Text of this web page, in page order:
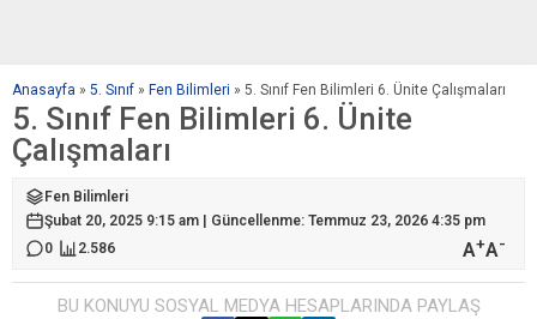
Anasayfa » 5. Sınıf » Fen Bilimleri » 5. Sınıf Fen Bilimleri 6. Ünite Çalışmaları
5. Sınıf Fen Bilimleri 6. Ünite
Çalışmaları
Fen Bilimleri
Şubat 20, 2025 9:15 am | Güncellenme: Temmuz 23, 2026 4:35 pm
0
2.586 A+A-
BU KONUYU SOSYAL MEDYA HESAPLARINDA PAYLAŞ